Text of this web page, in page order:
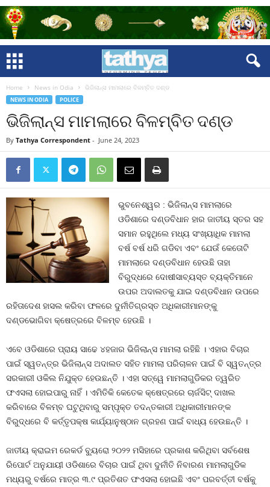
Home News in Odia ଭିଜିଲାନ୍ସ ମାମଲାରେ ବିଳମ୍ବିତ ଦଣ୍ଡ
NEWS IN ODIA POLICE
ଭିଜିଲାନ୍ସ ମାମଲାରେ ବିଳମ୍ବିତ ଦଣ୍ଡ
By Tathya Correspondent - June 24, 2023
ଭୁବନେଶ୍ୱର : ଭିଜିଲାନ୍ସ ମାମଲାରେ
ଓଡିଶାରେ ଦଣ୍ଡବିଧାନ ହାର ଜାତୀୟ ସ୍ତର ସହ
ସମାନ ରହୁଥିଲେ ମଧ୍ୟ ସଂଖ୍ୟାଧିକ ମାମଲା
ବର୍ଷ ବର୍ଷ ଧରି ଗଡିବା ଏବଂ ଯେଉଁ କେତୋଟି
ମାମଲାରେ ଦଣ୍ଡବିଧାନ ହେଉଛି ତାହା
ବିରୁଦ୍ଧରେ ଦୋଷୀସାବ୍ୟସ୍ତ ବ୍ୟକ୍ତିମାନେ
ଉପର ଅଦାଲତକୁ ଯାଇ ଦଣ୍ଡବିଧାନ ଉପରେ
ରହିତାଦେଶ ହାସଲ କରିବା ଫଳରେ ଦୁର୍ନୀତିଗ୍ରସ୍ତ ଅଧିକାରୀମାନଙ୍କୁ
ଦଣ୍ଡଭୋଗିବା କ୍ଷେତ୍ରରେ ବିଳମ୍ବ ହେଉଛି ।
ଏବେ ଓଡିଶାରେ ପ୍ରାୟ ସାଢେ ୪ହଜାର ଭିଜିଲାନ୍ସ ମାମଲା ରହିଛି । ଏହାର ବିଚାର
ପାଇଁ ସ୍ୱତନ୍ତ୍ର ଭିଜିଲାନ୍ସ ଅଦାଲତ ସହିତ ମାମଲା ପରିଚାଳନ ପାଇଁ ବି ସ୍ୱତନ୍ତ୍ର
ସରକାରୀ ଓକିଲ ନିଯୁକ୍ତ ହେଉଛନ୍ତି । ଏହା ସତ୍ୱେ ମାମଲାଗୁଡିକର ତ୍ୱରିତ
ଫଏସଲା ହୋଇପାରୁ ନାହିଁ । ଏମିତିକି କେତେକ କ୍ଷେତ୍ରରେ ଚାର୍ଜସିଟ୍‍ ଦାଖଲ
କରିବାରେ ବିଳମ୍ବ ଘଟୁଥିବାରୁ ସମ୍ପୃକ୍ତ ତଦନ୍ତକାରୀ ଅଧିକାରୀମାନଙ୍କ
ବିରୁଦ୍ଧରେ ବି କର୍ତ୍ତୃପକ୍ଷ କାର୍ଯ୍ୟାନୁଷ୍ଠାନ ଗ୍ରହଣ ପାଇଁ ବାଧ୍ୟ ହେଉଛନ୍ତି ।
ଜାତୀୟ କ୍ରାଇମ ରେକର୍ଡ ବ୍ୟୁରୋ ୨୦୨୨ ମସିହାରେ ପ୍ରକାଶ କରିଥିବା ସର୍ବଶେଷ
ରିପୋର୍ଟ ଅନୁଯାୟୀ ଓଡିଶାରେ ବିଚାର ପାଇଁ ଥିବା ଦୁର୍ନୀତି ନିବାରଣ ମାମଲାଗୁଡିକ
ମଧ୍ୟରୁ ବର୍ଷରେ ମାତ୍ର ୩.୯ ପ୍ରତିଶତ ଫଏସଲା ହୋଇଛି ଏବଂ ପରବର୍ତ୍ତୀ ବର୍ଷକୁ